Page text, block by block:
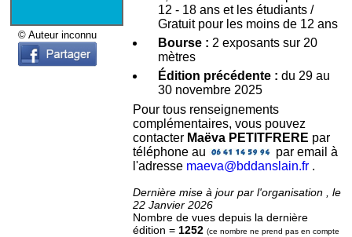
© Auteur inconnu
12 - 18 ans et les étudiants /
Gratuit pour les moins de 12 ans
Bourse : 2 exposants sur 20
mètres
Édition précédente : du 29 au
30 novembre 2025
Pour tous renseignements
complémentaires, vous pouvez
contacter Maëva PETITFRERE par
téléphone au
par email à
l'adresse maeva@bddanslain.fr .
Dernière mise à jour par l'organisation , le
22 Janvier 2026
Nombre de vues depuis la dernière
édition = 1252 (ce nombre ne prend pas en compte